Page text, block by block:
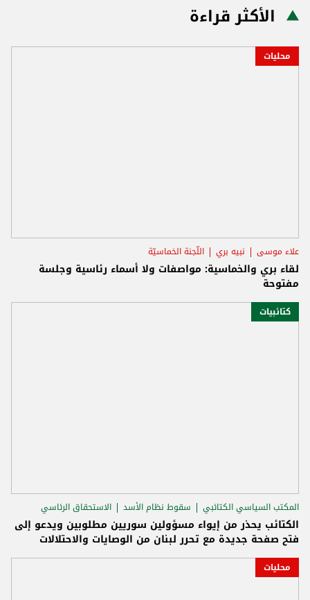
الأكثر قراءة
محليات
علاء موسى نبيه بري اللّجنة الخماسيّة
لقاء بري والخماسية: مواصفات ولا أسماء رئاسية وجلسة
مفتوحة
كتائبيات
المكتب السياسي الكتائبي سقوط نظام الأسد الاستحقاق الرئاسي
الكتائب يحذر من إيواء مسؤولين سوريين مطلوبين ويدعو إلى
فتح صفحة جديدة مع تحرر لبنان من الوصايات والاحتلالات
محليات